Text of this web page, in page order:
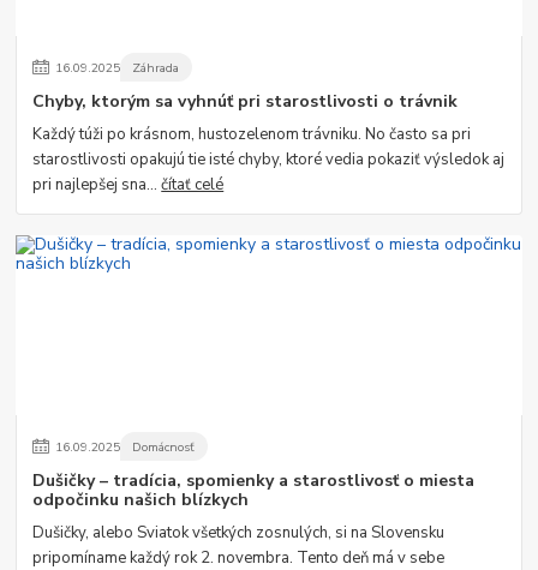
16.09.2025 Záhrada
Chyby, ktorým sa vyhnúť pri starostlivosti o trávnik
Každý túži po krásnom, hustozelenom trávniku. No často sa pri
starostlivosti opakujú tie isté chyby, ktoré vedia pokaziť výsledok aj
pri najlepšej sna...čítať celé
16.09.2025 Domácnosť
Dušičky – tradícia, spomienky a starostlivosť o miesta
odpočinku našich blízkych
Dušičky, alebo Sviatok všetkých zosnulých, si na Slovensku
pripomíname každý rok 2. novembra. Tento deň má v sebe